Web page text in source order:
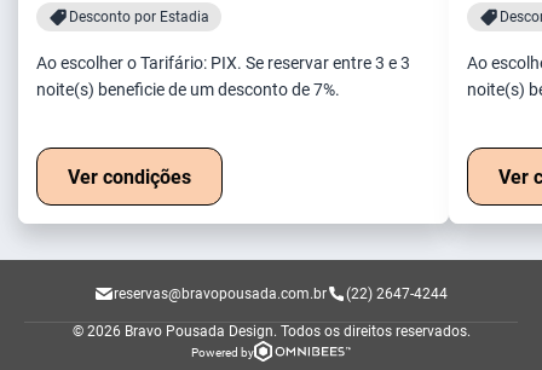
Desconto por Estadia
Ao escolher o Tarifário: PIX. Se reservar entre 3 e 3
noite(s) beneficie de um desconto de 7%.
Ver condições
Ao
noite(s)
Ver
reservas@bravopousada.com.br (22) 2647-4244
© 2026 Bravo Pousada Design. Todos os direitos reservados.
Powered by